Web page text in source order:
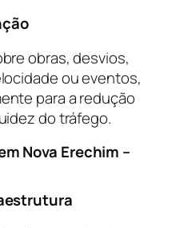
obras, desvios,
ou eventos,
para a redução
do tráfego.
Nova Erechim –